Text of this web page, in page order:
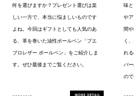
何を選びますか？プレゼント選びは楽
しい一方で、本当に悩ましいものです
よね。今回はギフトとしても人気のあ
る、革を巻いた油性ボールペン「プエ
ブロレザー ボールペン」をご紹介しま
す。ぜひ最後までご覧ください。
味
や
間
く
れ
バ
の